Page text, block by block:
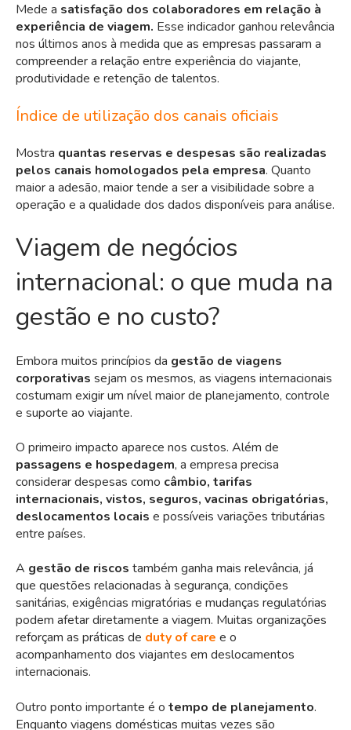
Mede a satisfação dos colaboradores em relação à
experiência de viagem. Esse indicador ganhou relevância
nos últimos anos à medida que as empresas passaram a
compreender a relação entre experiência do viajante,
produtividade e retenção de talentos.
Índice de utilização dos canais oficiais
Mostra quantas reservas e despesas são realizadas
pelos canais homologados pela empresa. Quanto
maior a adesão, maior tende a ser a visibilidade sobre a
operação e a qualidade dos dados disponíveis para análise.
Viagem de negócios
internacional: o que muda na
gestão e no custo?
Embora muitos princípios da gestão de viagens
corporativas sejam os mesmos, as viagens internacionais
costumam exigir um nível maior de planejamento, controle
e suporte ao viajante.
O primeiro impacto aparece nos custos. Além de
passagens e hospedagem, a empresa precisa
considerar despesas como câmbio, tarifas
internacionais, vistos, seguros, vacinas obrigatórias,
deslocamentos locais e possíveis variações tributárias
entre países.
A gestão de riscos também ganha mais relevância, já
que questões relacionadas à segurança, condições
sanitárias, exigências migratórias e mudanças regulatórias
podem afetar diretamente a viagem. Muitas organizações
reforçam as práticas de duty of care e o
acompanhamento dos viajantes em deslocamentos
internacionais.
Outro ponto importante é o tempo de planejamento.
Enquanto viagens domésticas muitas vezes são